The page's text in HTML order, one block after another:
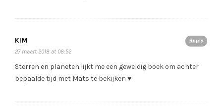
Reply
KIM
27 maart 2018 at 08:52
Sterren en planeten lijkt me een geweldig boek om achter
bepaalde tijd met Mats te bekijken ♥️